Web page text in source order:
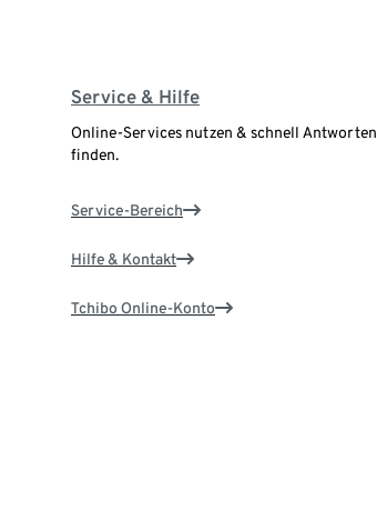
Service & Hilfe
Online-Services nutzen & schnell Antworten
finden.
Service-Bereich
Hilfe & Kontakt
Tchibo Online-Konto